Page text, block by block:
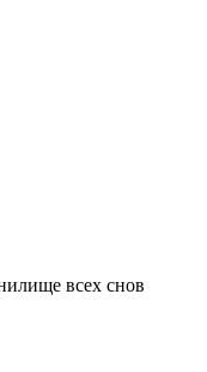
всех снов